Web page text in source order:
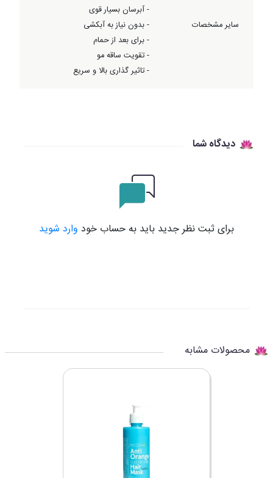
سایر مشخصات
- آبرسان بسیار قوی
- بدون نیاز به آبکشی
- برای بعد از حمام
- تقویت ساقه مو
- تاثیر گذاری بالا و سریع
دیدگاه شما
برای ثبت نظر جدید باید به حساب خود وارد شوید
محصولات مشابه